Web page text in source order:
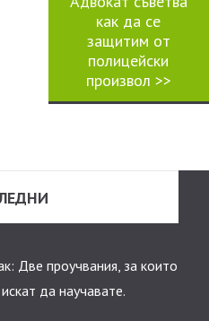
как да се
защитим от
полицейски
произвол >>
Две проучвания, за които
да научавате.